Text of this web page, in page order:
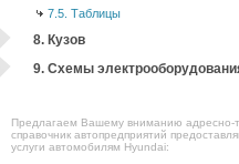
7.5. Таблицы
8. Кузов
9. Схемы
Предлагаем Вашему вниманию адресно-
справочник автопредприятий
услуги автомобилям Hyundai: